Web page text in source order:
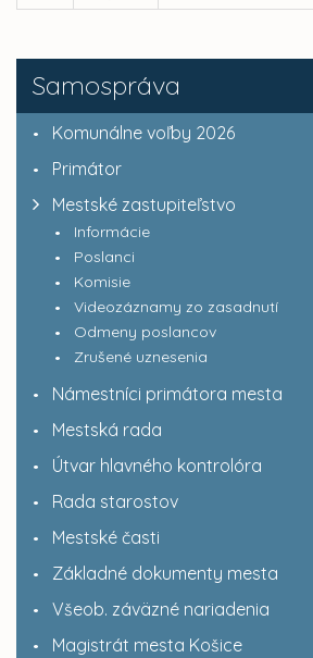
Samospráva
Komunálne voľby 2026
Primátor
Mestské zastupiteľstvo
Informácie
Poslanci
Komisie
Videozáznamy zo zasadnutí
Odmeny poslancov
Zrušené uznesenia
Námestníci primátora mesta
Mestská rada
Útvar hlavného kontrolóra
Rada starostov
Mestské časti
Základné dokumenty mesta
Všeob. záväzné nariadenia
Magistrát mesta Košice